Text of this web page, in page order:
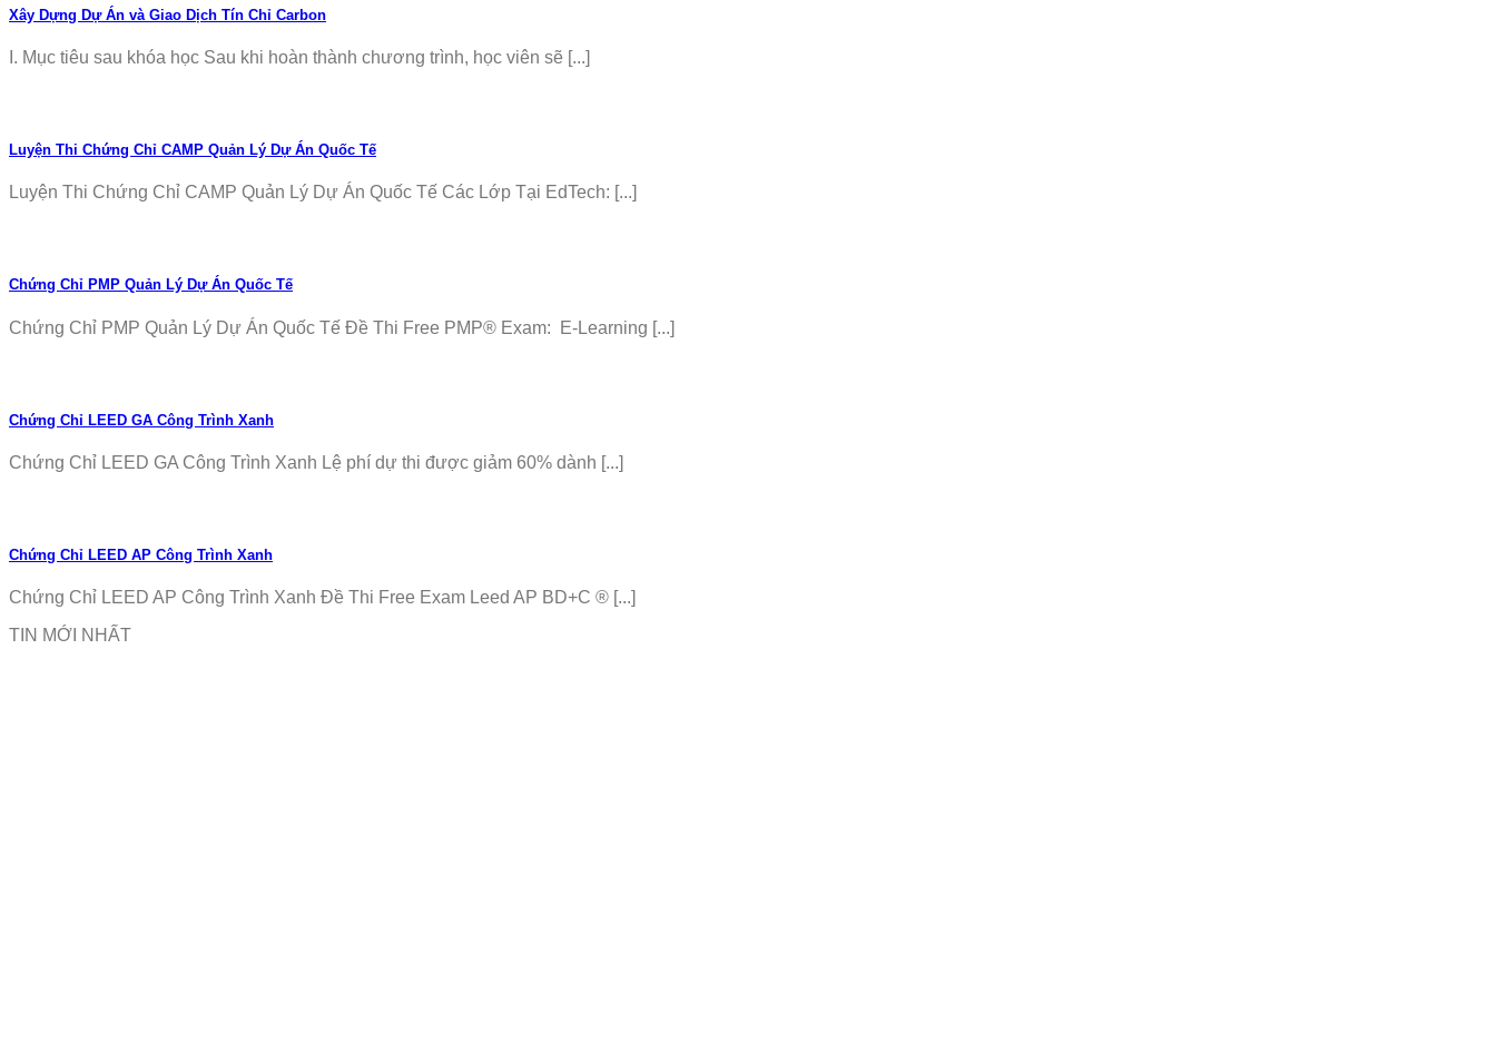
Xây Dựng Dự Án và Giao Dịch Tín Chỉ Carbon
I. Mục tiêu sau khóa học Sau khi hoàn thành chương trình, học viên sẽ [...]
Luyện Thi Chứng Chỉ CAMP Quản Lý Dự Án Quốc Tế
Luyện Thi Chứng Chỉ CAMP Quản Lý Dự Án Quốc Tế Các Lớp Tại EdTech: [...]
Chứng Chỉ PMP Quản Lý Dự Án Quốc Tế
Chứng Chỉ PMP Quản Lý Dự Án Quốc Tế Đề Thi Free PMP® Exam: E-Learning [...]
Chứng Chỉ LEED GA Công Trình Xanh
Chứng Chỉ LEED GA Công Trình Xanh Lệ phí dự thi được giảm 60% dành [...]
Chứng Chỉ LEED AP Công Trình Xanh
Chứng Chỉ LEED AP Công Trình Xanh Đề Thi Free Exam Leed AP BD+C ® [...]
TIN MỚI NHẤT